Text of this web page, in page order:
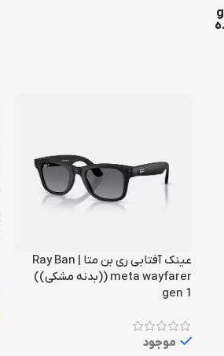
عینک آفتابی ری بن متا | Ray Ban
meta wayfarer ((بدنه مشکی))
gen 1
موجود